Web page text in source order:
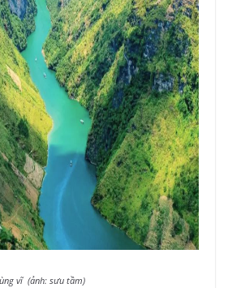
vĩ (ảnh: sưu tầm)